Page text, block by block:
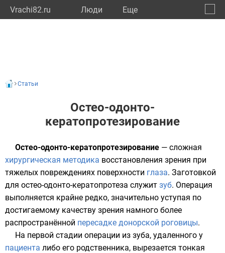
Vrachi82.ru Люди Eще
Статьи
Остео-одонто-
кератопротезирование
Остео-одонто-кератопротезирование — сложная
хирургическая методика восстановления зрения при
тяжелых повреждениях поверхности глаза. Заготовкой
для остео-одонто-кератопротеза служит зуб. Операция
выполняется крайне редко, значительно уступая по
достигаемому качеству зрения намного более
распространённой пересадке донорской роговицы.
На первой стадии операции из зуба, удаленного у
пациента либо его родственника, вырезается тонкая